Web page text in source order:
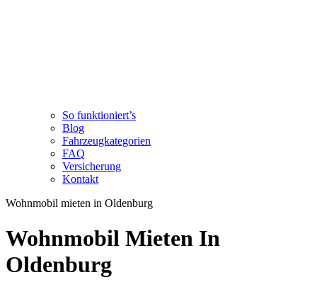
So funktioniert’s
Blog
Fahrzeugkategorien
FAQ
Versicherung
Kontakt
Wohnmobil mieten in Oldenburg
Wohnmobil Mieten In
Oldenburg